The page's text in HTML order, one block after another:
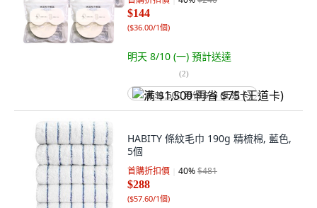
$144
($36.00/1個)
明天 8/10 (一) 預計送達
(2)
满 $1,500 再省 $75 (王道卡)
HABITY 條紋毛巾 190g 精梳棉, 藍色,
5個
首購折扣價 40%$481
$288
($57.60/1個)